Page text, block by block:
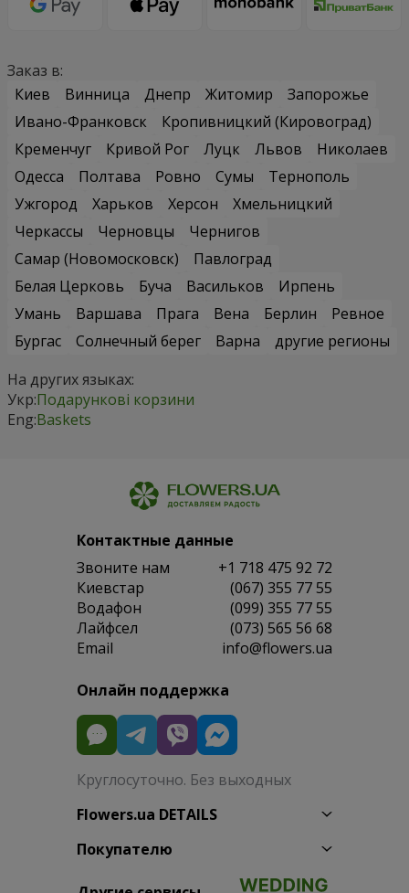
Заказ в:
Киев
Винница Днепр Житомир
Запорожье
Ивано-Франковск
Кропивницкий (Кировоград)
Кременчуг
Кривой Рог Луцк Львов
Николаев
Одесса
Полтава Ровно Сумы
Тернополь
Ужгород
Харьков Херсон
Хмельницкий
Черкассы
Черновцы
Чернигов
Самар (Новомосковск)
Павлоград
Белая Церковь
Буча Васильков
Ирпень
Умань
Варшава Прага Вена Берлин
Ревное
Бургас
Солнечный берег Варна
другие регионы
На других языках:
Укр:Подарункові корзини
Eng:Baskets
Контактные данные
Звоните нам
+1 718 475 92 72
Киевстар
(067) 355 77 55
Водафон
(099) 355 77 55
Лайфсел
(073) 565 56 68
Email
info@flowers.ua
Онлайн поддержка
Круглосуточно. Без выходных
Flowers.ua DETAILS
Покупателю